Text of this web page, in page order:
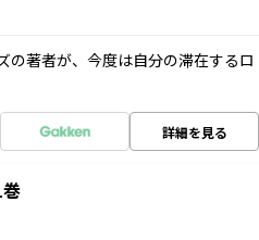
の著者が、今度は自分の滞在するロ
詳細を見る